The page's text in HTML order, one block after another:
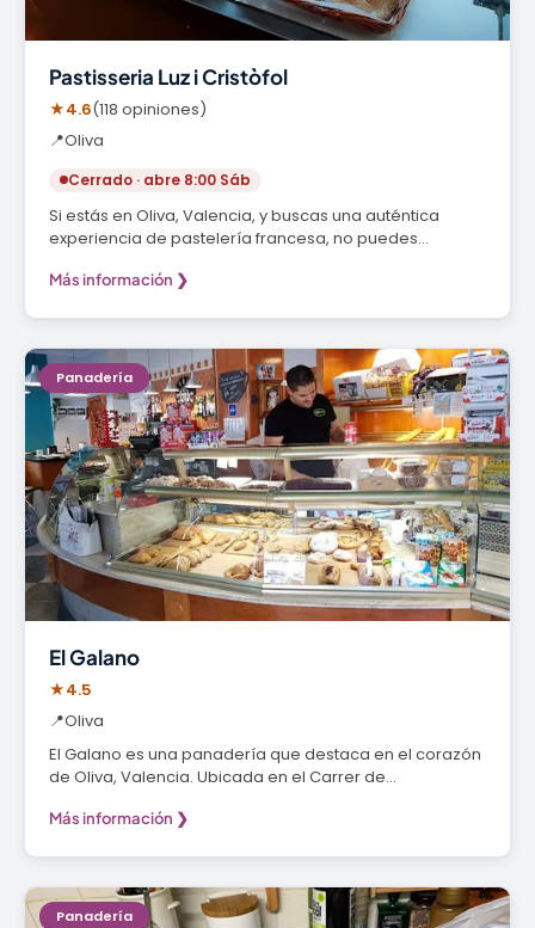
Pastisseria Luz i Cristòfol
★4.6(118 opiniones)
📍Oliva
Cerrado · abre 8:00 Sáb
Si estás en Oliva, Valencia, y buscas una auténtica
experiencia de pastelería francesa, no puedes…
Más información ❯
Panadería
El Galano
★4.5
📍Oliva
El Galano es una panadería que destaca en el corazón
de Oliva, Valencia. Ubicada en el Carrer de…
Más información ❯
Panadería